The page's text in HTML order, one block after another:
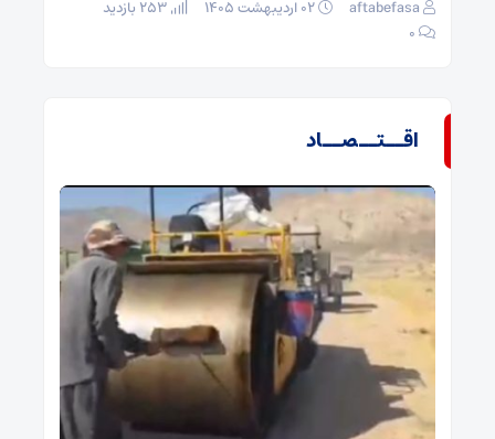
aftabefasa
۰
اقــتــصــاد